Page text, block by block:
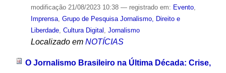
modificação21/08/2023 10:38 — registrado em: Evento,
Imprensa, Grupo de Pesquisa Jornalismo, Direito e
Liberdade, Cultura Digital Jornalismo
Localizado em NOTÍCIAS
O Jornalismo Brasileiro na Última Década: Crise,